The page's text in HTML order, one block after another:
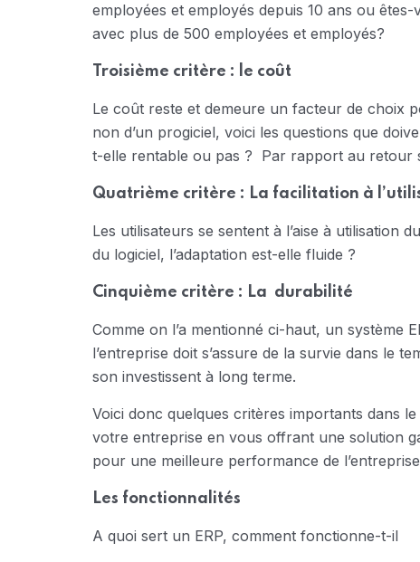
employées et employés depuis 10 ans ou
avec plus de 500 employées et employés?
Troisième critère : le coût
Le coût reste et demeure un facteur de choix
non d’un progiciel, voici les questions que
t-elle rentable ou pas ? Par rapport au retour
Quatrième critère : La facilitation à
Les utilisateurs se sentent à l’aise à utilisation
du logiciel, l’adaptation est-elle fluide ?
Cinquième critère : La durabilité
Comme on l’a mentionné ci-haut, un système
l’entreprise doit s’assure de la survie dans le
son investissent à long terme.
Voici donc quelques critères importants dans
votre entreprise en vous offrant une solution
pour une meilleure performance de l’entreprise
Les fonctionnalités
A quoi sert un ERP, comment fonctionne-t-il